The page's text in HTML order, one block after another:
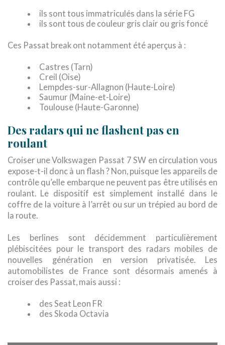
ils sont tous immatriculés dans la série FG
ils sont tous de couleur gris clair ou gris foncé
Ces Passat break ont notamment été aperçus à :
Castres (Tarn)
Creil (Oise)
Lempdes-sur-Allagnon (Haute-Loire)
Saumur (Maine-et-Loire)
Toulouse (Haute-Garonne)
Des radars qui ne flashent pas en
roulant
Croiser une Volkswagen Passat 7 SW en circulation vous
expose-t-il donc à un flash ? Non, puisque les appareils de
contrôle qu’elle embarque ne peuvent pas être utilisés en
roulant. Le dispositif est simplement installé dans le
coffre de la voiture à l’arrêt ou sur un trépied au bord de
la route.
Les berlines sont décidemment particulièrement
plébiscitées pour le transport des radars mobiles de
nouvelles génération en version privatisée. Les
automobilistes de France sont désormais amenés à
croiser des Passat, mais aussi :
des Seat Leon FR
des Skoda Octavia